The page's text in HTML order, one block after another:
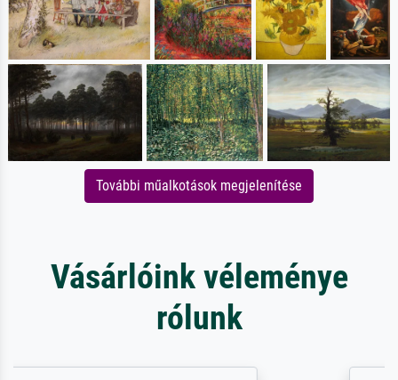
További műalkotások megjelenítése
Vásárlóink véleménye
rólunk